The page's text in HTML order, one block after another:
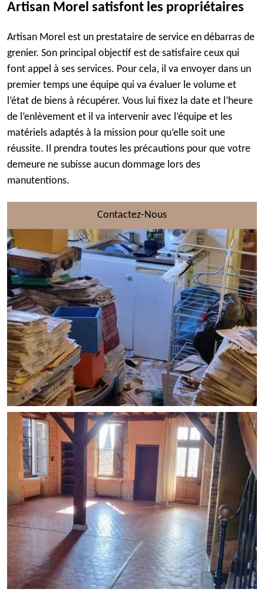
Artisan Morel satisfont les propriétaires
Artisan Morel est un prestataire de service en débarras de
grenier. Son principal objectif est de satisfaire ceux qui
font appel à ses services. Pour cela, il va envoyer dans un
premier temps une équipe qui va évaluer le volume et
l’état de biens à récupérer. Vous lui fixez la date et l’heure
de l’enlèvement et il va intervenir avec l’équipe et les
matériels adaptés à la mission pour qu’elle soit une
réussite. Il prendra toutes les précautions pour que votre
demeure ne subisse aucun dommage lors des
manutentions.
Contactez-Nous